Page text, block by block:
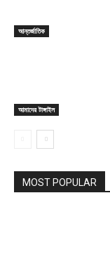
আন্তর্জাতিক
আমাদের টাঙ্গাইল
MOST POPULAR